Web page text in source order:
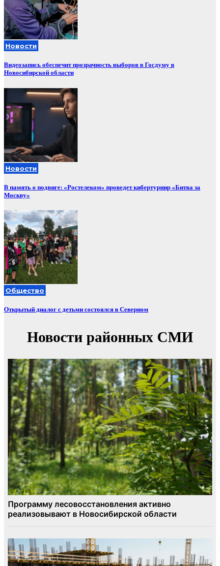
Новости
Видеозапись обеспечит прозрачность выборов в Госдуму в
Новосибирской области
Новости
В память о подвиге: «Ростелеком» проведет кибертурнир «Битва за
Москву»
Общество
Открытый диалог с детьми состоялся в Северном